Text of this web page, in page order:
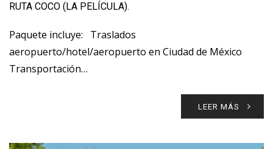
RUTA COCO (LA PELÍCULA).
Paquete incluye: Traslados
aeropuerto/hotel/aeropuerto en Ciudad de México
Transportación…
LEER MÁS